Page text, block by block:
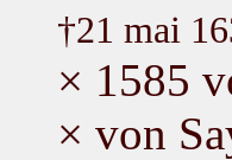
†21 mai
× 1585
× von